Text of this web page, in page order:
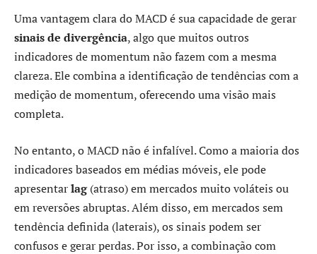
Uma vantagem clara do MACD é sua capacidade de gerar
sinais de divergência, algo que muitos outros
indicadores de momentum não fazem com a mesma
clareza. Ele combina a identificação de tendências com a
medição de momentum, oferecendo uma visão mais
completa.
No entanto, o MACD não é infalível. Como a maioria dos
indicadores baseados em médias móveis, ele pode
apresentarlag(atraso) em mercados muito voláteis ou
em reversões abruptas. Além disso, em mercados sem
tendência definida (laterais), os sinais podem ser
confusos e gerar perdas. Por isso, a combinação com